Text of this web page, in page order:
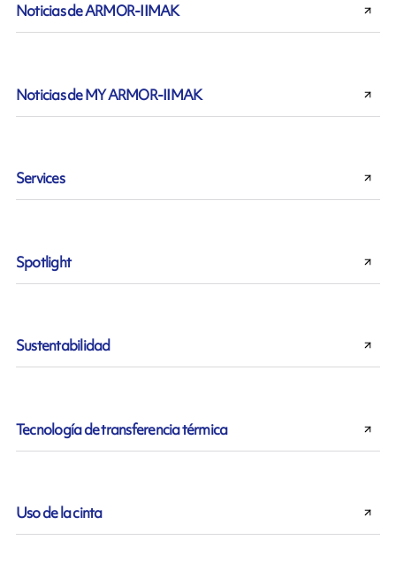
Noticias de ARMOR-IIMAK
Noticias de MY ARMOR-IIMAK
Services
Spotlight
Sustentabilidad
Tecnología de transferencia térmica
Uso de la cinta